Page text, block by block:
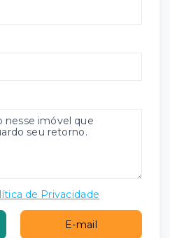
de Privacidade
E-mail